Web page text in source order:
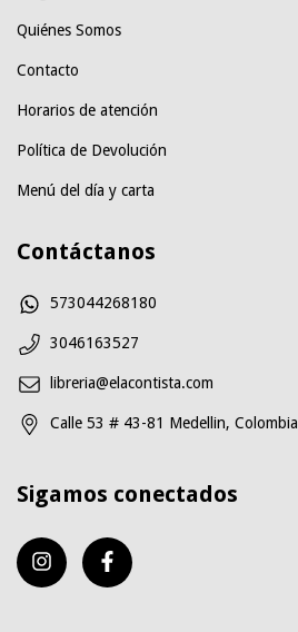
Quiénes Somos
Contacto
Horarios de atención
Política de Devolución
Menú del día y carta
Contáctanos
573044268180
3046163527
libreria@elacontista.com
Calle 53 # 43-81 Medellin, Colombia
Sigamos conectados